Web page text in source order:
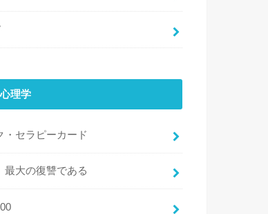
理学
・セラピーカード
最大の復讐である